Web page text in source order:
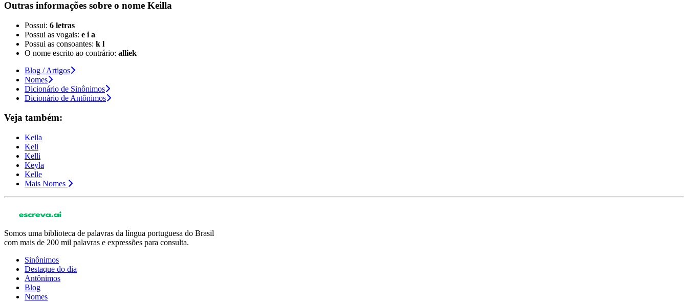
Outras informações sobre o nome Keilla
Possui: 6 letras
Possui as vogais: e i a
Possui as consoantes: k l
O nome escrito ao contrário: alliek
Blog / Artigos
Nomes
Dicionário de Sinônimos
Dicionário de Antônimos
Veja também:
Keila
Keli
Kelli
Keyla
Kelle
Mais Nomes
Somos uma biblioteca de palavras da língua portuguesa do Brasil
com mais de 200 mil palavras e expressões para consulta.
Sinônimos
Destaque do dia
Antônimos
Blog
Nomes